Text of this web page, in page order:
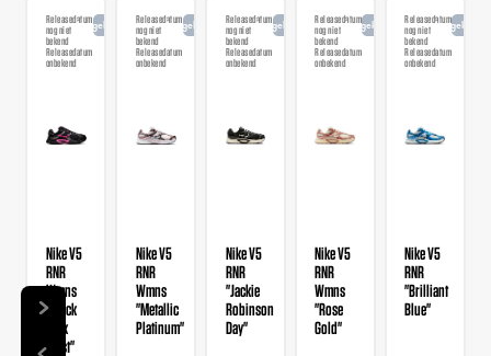
Releasedatum
nog niet
bekend
Releasedatum
onbekend
Aangekondigd
Nike V5
RNR
Wmns
"Black
Pink
Blast"
Releasedatum
nog niet
bekend
Releasedatum
onbekend
Aangekondigd
Nike V5
RNR
Wmns
"Metallic
Platinum"
Releasedatum
nog niet
bekend
Releasedatum
onbekend
Aangekondigd
Nike V5
RNR
"Jackie
Robinson
Day"
Releasedatum
nog niet
bekend
Releasedatum
onbekend
Aangekondigd
Nike V5
RNR
Wmns
"Rose
Gold"
Releasedatum
nog niet
bekend
Releasedatum
onbekend
Nike V5
RNR
"Brilliant
Blue"